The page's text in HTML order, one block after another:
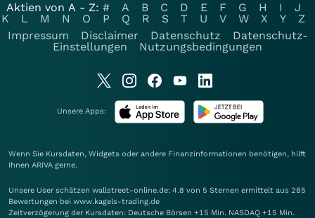
Aktien von A - Z: # A B C D E F G H I
J
K
L M N O P Q R S T U V W X Y
Z
Impressum
Disclaimer Datenschutz
Datenschutz-
Einstellungen
Nutzungsbedingungen
Unsere Apps:
Wenn Sie Kursdaten, Widgets oder andere Finanzinformationen benötigen, hilft
Ihnen ARIVA gerne.
Unsere User schätzen wallstreet-online.de: 4.8 von 5 Sternen ermittelt aus 285
Bewertungen bei www.kagels-trading.de
Zeitverzögerung der Kursdaten: Deutsche Börsen +15 Min. NASDAQ +15 Min.